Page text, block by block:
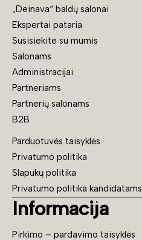
„Deinava“ baldų salonai
Ekspertai pataria
Susisiekite su mumis
Salonams
Administracijai
Partneriams
Partnerių salonams
B2B
Parduotuvės taisyklės
Privatumo politika
Slapukų politika
Privatumo politika kandidatams
Informacija
Pirkimo – pardavimo taisyklės